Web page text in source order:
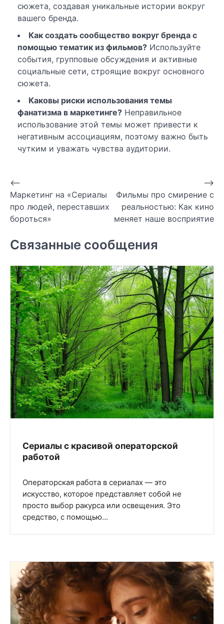
сюжета, создавая уникальные истории вокруг
вашего бренда.
Как создать сообщество вокруг бренда с
помощью тематик из фильмов? Используйте
события, групповые обсуждения и активные
социальные сети, строящие вокруг основного
сюжета.
Каковы риски использования темы
фанатизма в маркетинге? Неправильное
использование этой темы может привести к
негативным ассоциациям, поэтому важно быть
чутким и уважать чувства аудитории.
Навигация
по
записям
⟵
Маркетинг на «Сериалы
про людей, переставших
бороться»
Фильмы про смирение с
реальностью: Как кино
меняет наше восприятие
⟶
Связанные сообщения
Сериалы с красивой операторской
работой
Операторская работа в сериалах — это
искусство, которое представляет собой не
просто выбор ракурса или освещения. Это
средство, с помощью…